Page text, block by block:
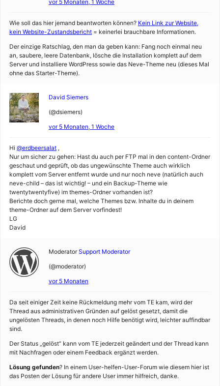
vor 5 Monaten, 1 Woche
Wie soll das hier jemand beantworten können? Kein Link zur Website,
kein Website-Zustandsbericht = keinerlei brauchbare Informationen.
Der einzige Ratschlag, den man da geben kann: Fang noch einmal neu
an, saubere, leere Datenbank, lösche die Installation komplett auf dem
Server und installiere WordPress sowie das Neve-Theme neu (dieses Mal
ohne das Starter-Theme).
David Siemers
(@dsiemers)
vor 5 Monaten, 1 Woche
Hi @erdbeersalat ,
Nur um sicher zu gehen: Hast du auch per FTP mal in den content-Ordner
geschaut und geprüft, ob das ungewünschte Theme auch wirklich
komplett vom Server entfernt wurde und nur noch neve (natürlich auch
neve-child – das ist wichtig! – und ein Backup-Theme wie
twentytwentyfive) im themes-Ordner vorhanden ist?
Berichte doch gerne mal, welche Themes bzw. Inhalte du in deinem
theme-Ordner auf dem Server vorfindest!
LG
David
Moderator Support Moderator
(@moderator)
vor 5 Monaten
Da seit einiger Zeit keine Rückmeldung mehr vom TE kam, wird der
Thread aus administrativen Gründen auf gelöst gesetzt, damit die
ungelösten Threads, in denen noch Hilfe benötigt wird, leichter auffindbar
sind.
Der Status „gelöst“ kann vom TE jederzeit geändert und der Thread kann
mit Nachfragen oder einem Feedback ergänzt werden.
Lösung gefunden? In einem User-helfen-User-Forum wie diesem hier ist
das Posten der Lösung für andere User immer hilfreich, danke.